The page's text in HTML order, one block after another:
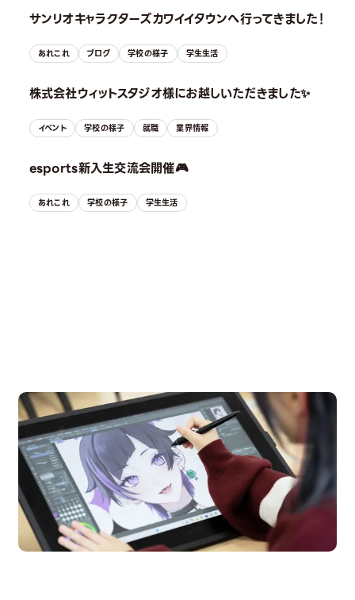
サンリオキャラクターズカワイイタウンへ行ってきました！
あれこれ ブログ 学校の様子 学生生活
株式会社ウィットスタジオ様にお越しいただきました✨
イベント 学校の様子 就職 業界情報
esports新入生交流会開催🎮
あれこれ 学校の様子 学生生活
Campus Open